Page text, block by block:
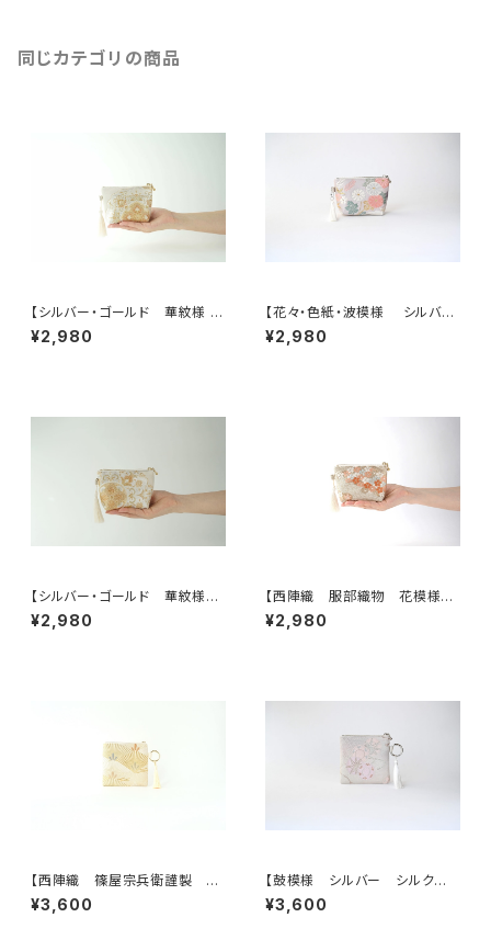
同じカテゴリの商品
【シルバー・ゴールド 華紋様 シ
ルク帯 ポーチ】カードケース、
ポーチ小さめ、ジュエリーポー
¥2,980
【花々・色紙・波模様 シルバ
ー・薄紫 シルク帯リメイク ミニ
ポーチ】カードケース、ポーチ小
¥2,980
【シルバー・ゴールド 華紋様
シルク帯リメイクミニポーチ】カ
ードケース、ポーチ小さめ、ジュ
¥2,980
【西陣織 服部織物 花模様
帯リメイクミニポーチ】カードケ
ース、ポーチ小さめ、ジュエリー
¥2,980
【西陣織 篠屋宗兵衛謹製 若
松模様 ゴールド シルク帯リ
メイク バッグチャーム型スクエ
¥3,600
【鼓模様 シルバー シルク帯リ
メイク バッグチャーム型スクエ
アポーチ】メイクポーチ 旅
¥3,600